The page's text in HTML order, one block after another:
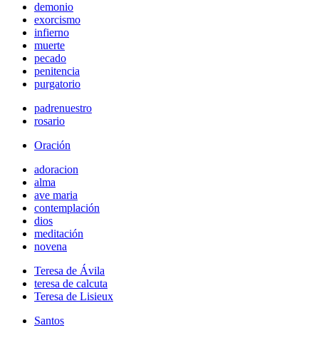
demonio
exorcismo
infierno
muerte
pecado
penitencia
purgatorio
padrenuestro
rosario
Oración
adoracion
alma
ave maria
contemplación
dios
meditación
novena
Teresa de Ávila
teresa de calcuta
Teresa de Lisieux
Santos